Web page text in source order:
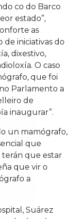
co do Barco
estado”,
as
de iniciativas do
dixestivo,
O caso
que foi
Parlamento a
de
inaugurar”.
un mamógrafo,
que
terán que estar
que vir o
a
Suárez